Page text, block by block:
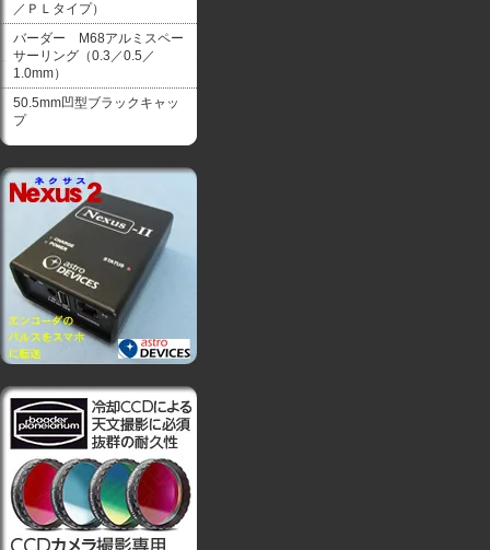
／ＰＬタイプ）
バーダー M68アルミスペー
サーリング（0.3／0.5／
1.0mm）
50.5mm凹型ブラックキャッ
プ